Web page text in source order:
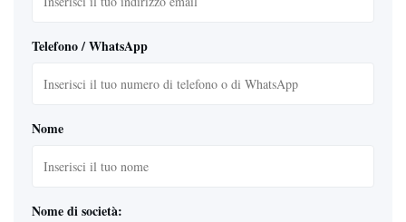
Telefono / WhatsApp
Nome
Nome di società: